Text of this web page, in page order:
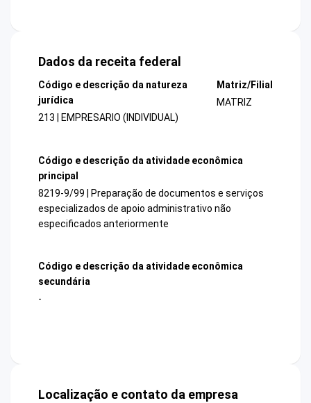
Dados da receita federal
Código e descrição da natureza
jurídica
213 | EMPRESARIO (INDIVIDUAL)
Matriz/Filial
MATRIZ
Código e descrição da atividade econômica
principal
8219-9/99 | Preparação de documentos e serviços
especializados de apoio administrativo não
especificados anteriormente
Código e descrição da atividade econômica
secundária
-
Localização e contato da empresa